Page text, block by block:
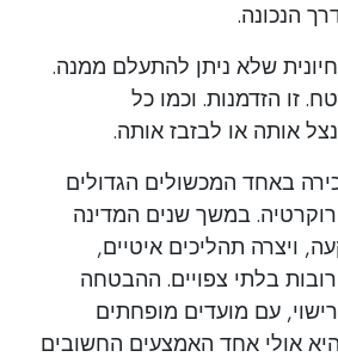
הנכונה.
שלא ניתן להתעלם ממנה.
זו הזדמנות. וכמו כל
אותה או לבזבז אותה.
באחד המכשולים הגדולים
במשך שנים המדינה
ויצרה תהליכים איטיים,
בלתי צפויים. ההבטחה
עם מועדים מופחתים
היא אולי אחד האמצעים החשובים